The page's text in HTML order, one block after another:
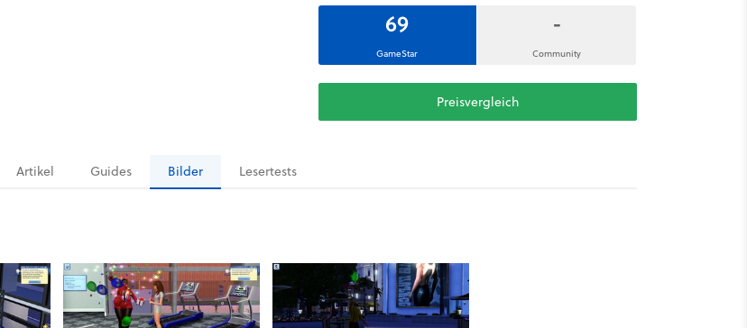
69
GameStar
-
Community
Preisvergleich
Artikel Guides Bilder Lesertests